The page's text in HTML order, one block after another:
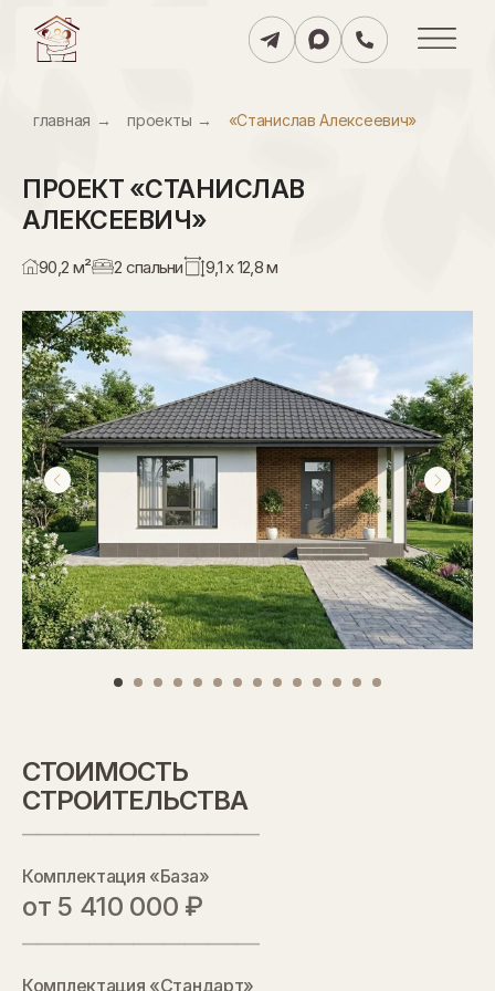
главнаяㅤ → проектыㅤ → «Станислав Алексеевич»
ПРОЕКТ «СТАНИСЛАВ
АЛЕКСЕЕВИЧ»
90,2 м² 2 спальни 9,1 х 12,8 м
СТОИМОСТЬ
СТРОИТЕЛЬСТВА
Комплектация «База»
от 5 410 000 ₽
Комплектация «Стандарт»